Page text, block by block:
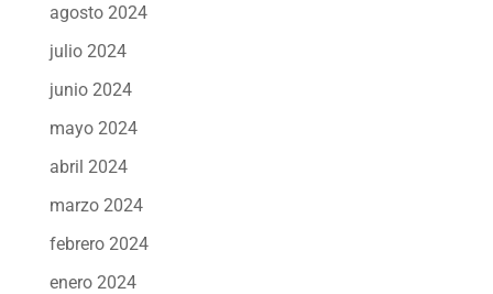
agosto 2024
julio 2024
junio 2024
mayo 2024
abril 2024
marzo 2024
febrero 2024
enero 2024